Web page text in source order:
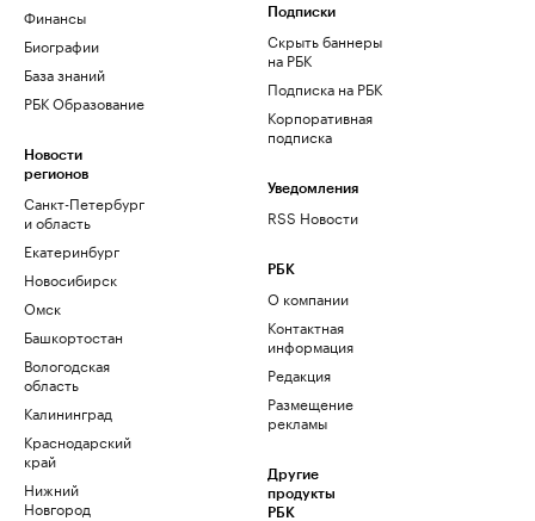
Финансы
Биографии
База знаний
РБК Образование
Новости
регионов
Санкт-Петербург
и область
Екатеринбург
Новосибирск
Омск
Башкортостан
Вологодская
область
Калининград
Краснодарский
край
Нижний
Новгород
Подписки
Скрыть баннеры
на РБК
Подписка на РБК
Корпоративная
подписка
Уведомления
RSS Новости
РБК
О компании
Контактная
информация
Редакция
Размещение
рекламы
Другие
продукты
РБК